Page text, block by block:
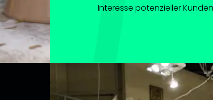
Interesse potenzieller